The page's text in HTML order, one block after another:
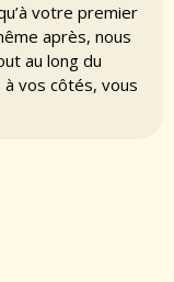
votre premier
après, nous
au long du
vos côtés, vous